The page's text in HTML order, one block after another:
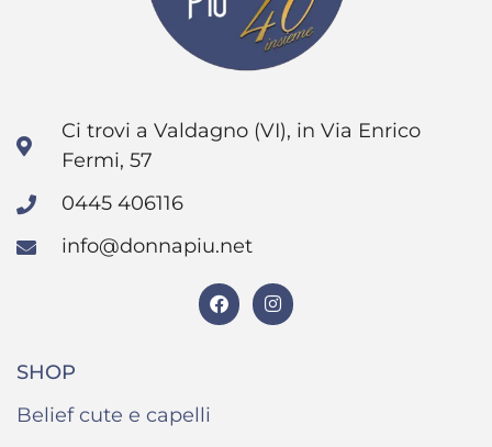
Ci trovi a Valdagno (VI), in Via Enrico
Fermi, 57
0445 406116
info@donnapiu.net
SHOP
Belief cute e capelli